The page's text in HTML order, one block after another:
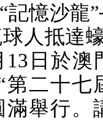
記憶沙龍
球人抵達
13 日於澳
第二十七
舉行。